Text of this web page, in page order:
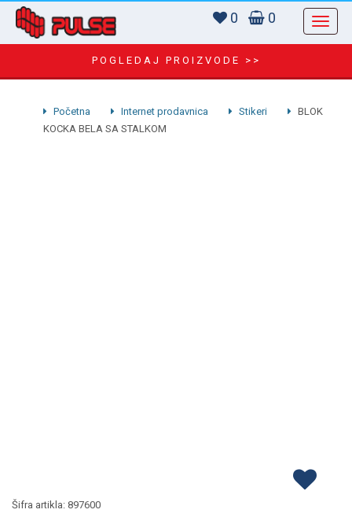
0 0
POGLEDAJ PROIZVODE >>
Početna Internet prodavnica Stikeri
BLOK
KOCKA BELA SA STALKOM
Šifra artikla: 897600